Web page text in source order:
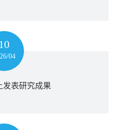
10
04
发表研究成果